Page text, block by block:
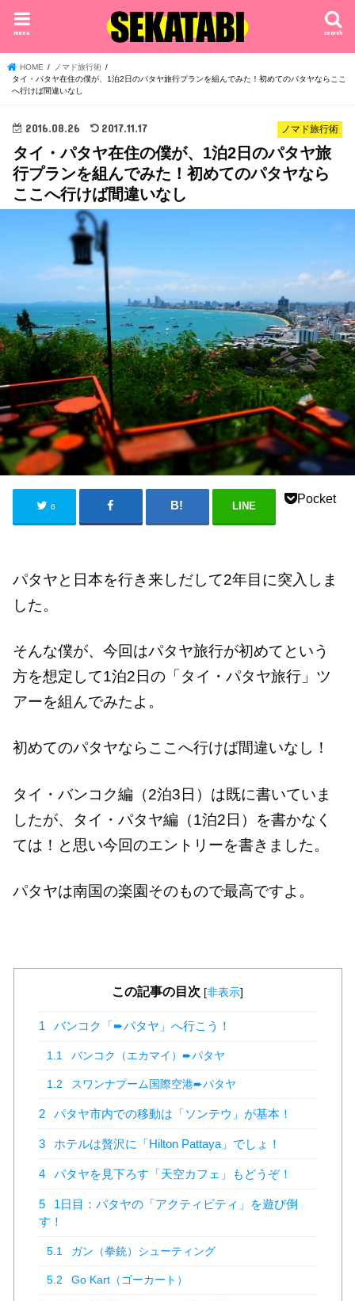
search
menu
HOME
ノマド旅行術
タイ・パタヤ在住の僕が、1泊2日のパタヤ旅行プランを組んでみた！初めてのパタヤならここ
へ行けば間違いなし
ノマド旅行術
2016.08.26 2017.11.17
タイ・パタヤ在住の僕が、1泊2日のパタヤ旅
行プランを組んでみた！初めてのパタヤなら
ここへ行けば間違いなし
6 LINE
Pocket
パタヤと日本を行き来しだして2年目に突入しま
した。
そんな僕が、今回はパタヤ旅行が初めてという
方を想定して1泊2日の「タイ・パタヤ旅行」ツ
アーを組んでみたよ。
初めてのパタヤならここへ行けば間違いなし！
タイ・バンコク編（2泊3日）は既に書いていま
したが、タイ・パタヤ編（1泊2日）を書かなく
ては！と思い今回のエントリーを書きました。
パタヤは南国の楽園そのもので最高ですよ。
この記事の目次 [非表示]
1 バンコク「➨パタヤ」へ行こう！
1.1 バンコク（エカマイ）➨パタヤ
1.2 スワンナプーム国際空港➨パタヤ
2 パタヤ市内での移動は「ソンテウ」が基本！
3 ホテルは贅沢に「Hilton Pattaya」でしょ！
4 パタヤを見下ろす「天空カフェ」もどうぞ！
5
1日目：パタヤの「アクティビティ」を遊び倒
す！
5.1 ガン（拳銃）シューティング
5.2 Go Kart（ゴーカート）